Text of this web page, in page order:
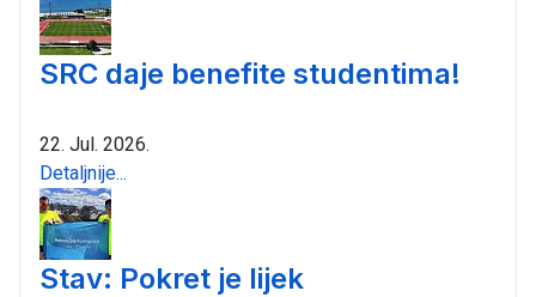
SRC daje benefite studentima!
22. Jul. 2026.
Detaljnije...
Stav: Pokret je lijek